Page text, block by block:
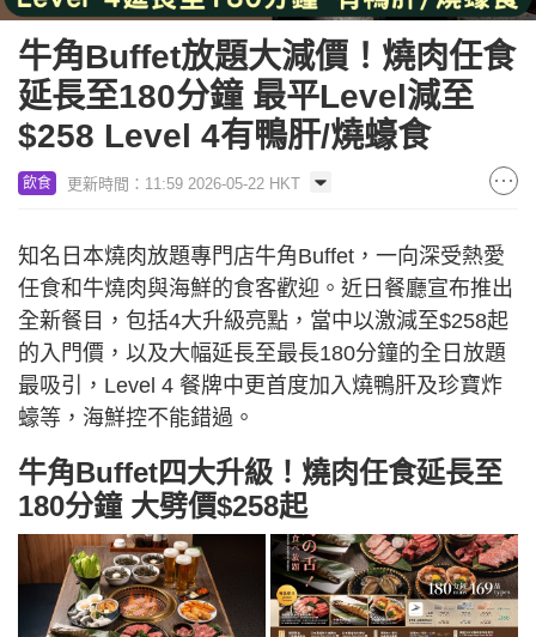
牛角Buffet放題大減價！燒肉任食
延長至180分鐘 最平Level減至
$258 Level 4有鴨肝/燒蠔食
飲食 更新時間：11:59 2026-05-22 HKT
知名日本燒肉放題專門店牛角Buffet，一向深受熱愛
任食和牛燒肉與海鮮的食客歡迎。近日餐廳宣布推出
全新餐目，包括4大升級亮點，當中以激減至$258起
的入門價，以及大幅延長至最長180分鐘的全日放題
最吸引，Level 4 餐牌中更首度加入燒鴨肝及珍寶炸
蠔等，海鮮控不能錯過。
牛角Buffet四大升級！燒肉任食延長至
180分鐘 大劈價$258起